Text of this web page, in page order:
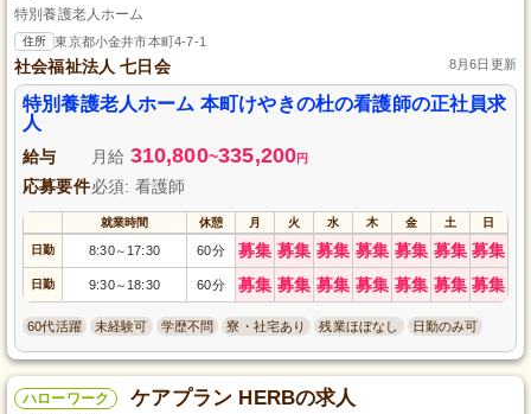
特別養護老人ホーム
住所 東京都小金井市本町4-7-1
社会福祉法人 七日会 8月6日更新
特別養護老人ホーム 本町けやきの杜の看護師の正社員求
人
給与 月給 310,800~335,200円
応募要件必須: 看護師
就業時間 休憩 月 火 水 木 金 土 日
日勤 8:30～ 17:30 60分 募集 募集 募集 募集 募集 募集 募集
日勤 9:30～ 18:30 60分 募集 募集 募集 募集 募集 募集 募集
60代活躍 未経験可 学歴不問 寮・社宅あり 残業ほぼなし 日勤のみ可
ハローワーク ケアプラン HERBの求人